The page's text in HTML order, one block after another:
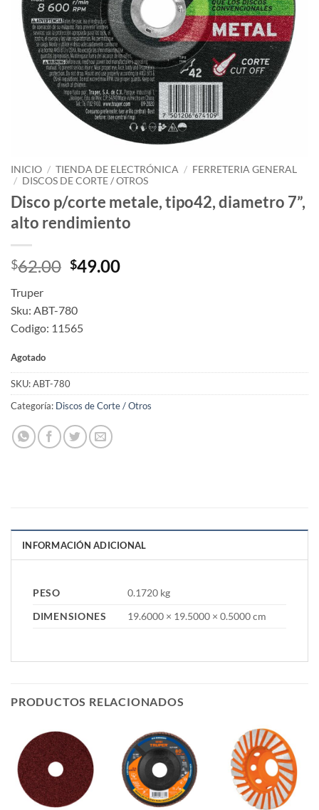
INICIO / TIENDA DE ELECTRÓNICA / FERRETERIA GENERAL
/ DISCOS DE CORTE / OTROS
Disco p/corte metale, tipo42, diametro 7”,
alto rendimiento
$62.00 Original
$62.00.
$49.00Current
Truper
Sku: ABT-780
Codigo: 11565
Agotado
SKU:ABT-780
Categoría: Discos de Corte / Otros
INFORMACIÓN ADICIONAL
PESO
0.1720 kg
DIMENSIONES
19.6000 × 19.5000 × 0.5000 cm
PRODUCTOS RELACIONADOS